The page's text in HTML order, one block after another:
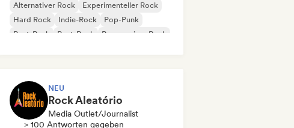
Alternativer Rock
Experimenteller Rock
Hard Rock
Indie-Rock
Pop-Punk
Post-Punk
Post-Rock Progressiver Rock
NEU
Rock Aleatório
Media Outlet/Journalist
> 100 Antworten gegeben